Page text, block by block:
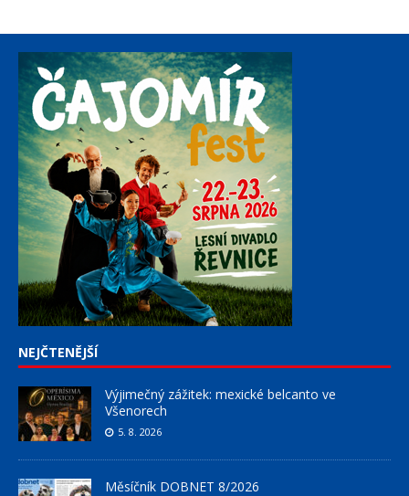
NEJČTENĚJŠÍ
Výjimečný zážitek: mexické belcanto ve
Všenorech
5. 8. 2026
Měsíčník DOBNET 8/2026